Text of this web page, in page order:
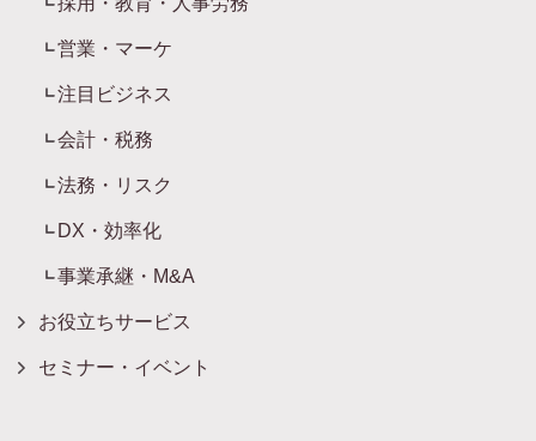
営業・マーケ
注目ビジネス
会計・税務
法務・リスク
DX・効率化
事業承継・M&A
お役立ちサービス
セミナー・イベント